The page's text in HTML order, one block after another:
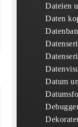
Dateien
Daten
Datum